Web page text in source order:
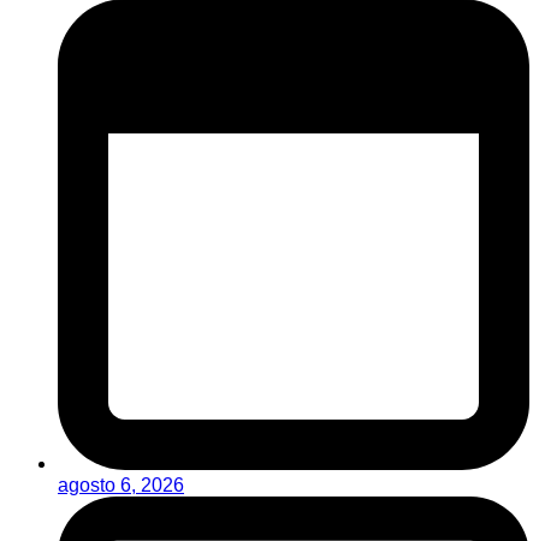
agosto 6, 2026